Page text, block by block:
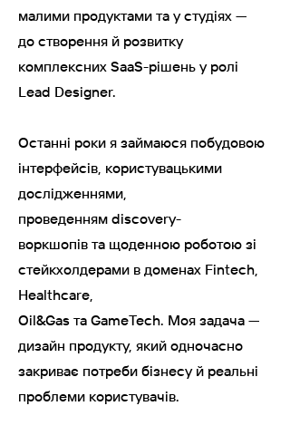
малими продуктами та у студіях —
до створення й розвитку
комплексних SaaS-рішень у ролі
Lead Designer.
Останні роки я займаюся побудовою
інтерфейсів, користувацькими
дослідженнями,
проведенням discovery-
воркшопів та щоденною роботою зі
стейкхолдерами в доменах Fintech,
Healthcare,
Oil&Gas та GameTech. Моя задача —
дизайн продукту, який одночасно
закриває потреби бізнесу й реальні
проблеми користувачів.